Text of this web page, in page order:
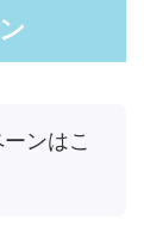
ンはこ